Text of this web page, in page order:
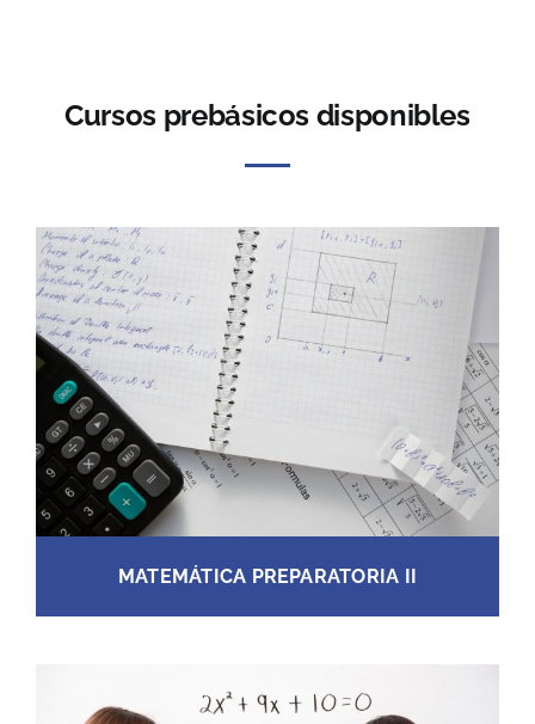
Cursos prebásicos disponibles
MATEMÁTICA PREPARATORIA II